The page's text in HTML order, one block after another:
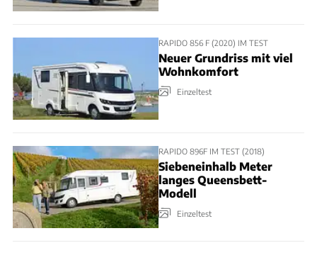
RAPIDO 856 F (2020) IM TEST
Neuer Grundriss mit viel
Wohnkomfort
Einzeltest
RAPIDO 896F IM TEST (2018)
Siebeneinhalb Meter
langes Queensbett-
Modell
Einzeltest